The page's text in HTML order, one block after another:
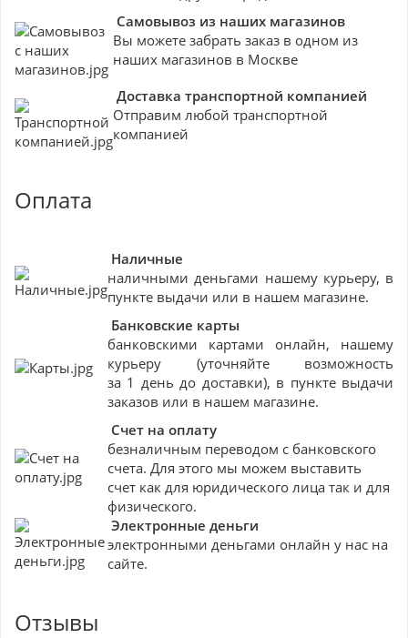
Самовывоз из наших магазинов
Вы можете забрать заказ в одном из
наших магазинов в Москве
Доставка транспортной компанией
Отправим любой транспортной
компанией
Оплата
Наличные
наличными деньгами нашему курьеру, в
пункте выдачи или в нашем магазине.
Банковские карты
банковскими картами онлайн, нашему
курьеру (уточняйте возможность
за 1 день до доставки), в пункте выдачи
заказов или в нашем магазине.
Счет на оплату
безналичным переводом с банковского
счета. Для этого мы можем выставить
счет как для юридического лица так и для
физического.
Электронные деньги
электронными деньгами онлайн у нас на
сайте.
Отзывы